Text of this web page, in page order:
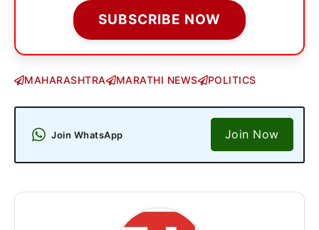
SUBSCRIBE NOW
MAHARASHTRA MARATHI NEWS POLITICS
Join WhatsApp Join Now